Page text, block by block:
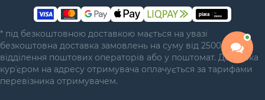
* під безкоштовною доставкою мається на увазі
безкоштовна доставка замовлень на суму від 2500 грн у
відділення поштових операторів або у поштомат. Доставка
курʼєром на адресу отримувача оплачується за тарифами
перевізника отримувачем.